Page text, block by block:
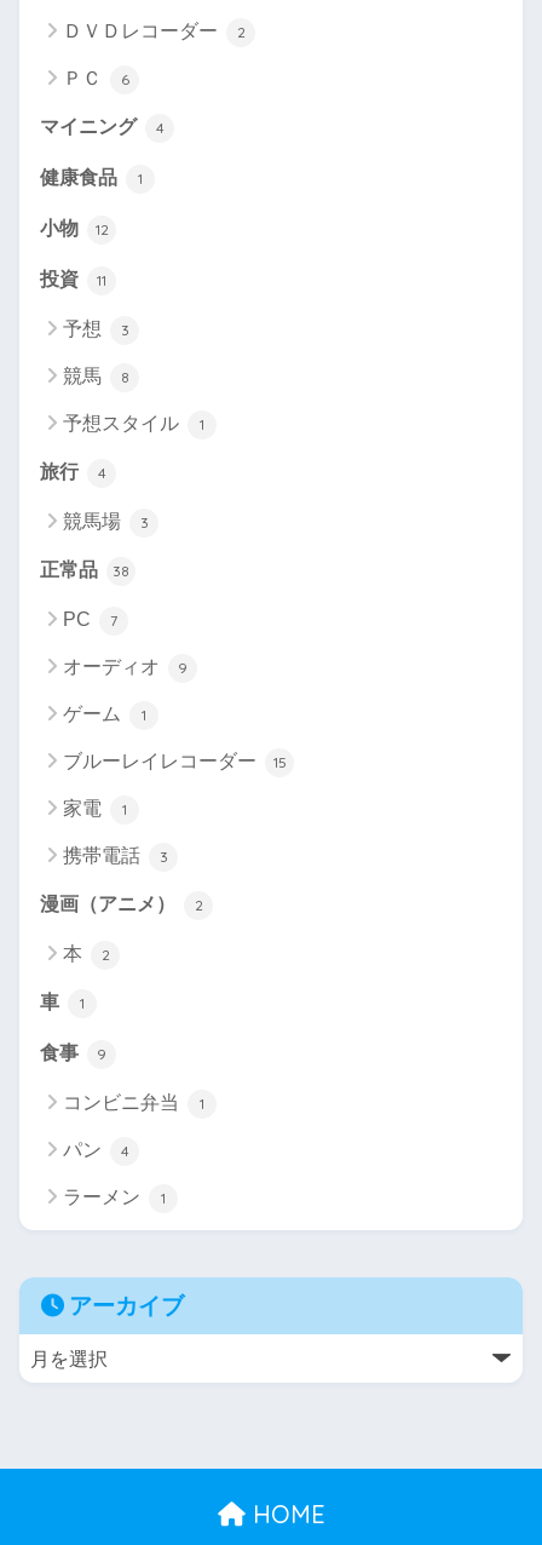
ＤＶＤレコーダー 2
ＰＣ 6
マイニング 4
健康食品 1
小物 12
投資 11
予想 3
競馬 8
予想スタイル 1
旅行 4
競馬場 3
正常品 38
PC 7
オーディオ 9
ゲーム 1
ブルーレイレコーダー 15
家電 1
携帯電話 3
漫画（アニメ） 2
本 2
車 1
食事 9
コンビニ弁当 1
パン 4
ラーメン 1
アーカイブ
HOME